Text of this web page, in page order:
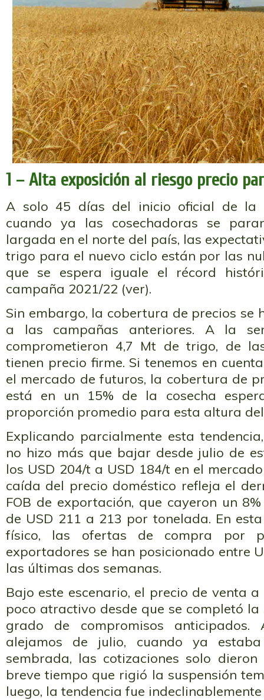
1 – Alta exposición al riesgo precio
A solo 45 días del inicio oficial de la
cuando ya las cosechadoras se
largada en el norte del país, las
trigo para el nuevo ciclo están por las
que se espera iguale el récord
campaña 2021/22 (ver).
Sin embargo, la cobertura de precios se
a las campañas anteriores. A la
comprometieron 4,7 Mt de trigo, de
tienen precio firme. Si tenemos en
el mercado de futuros, la cobertura de
está en un 15% de la cosecha
proporción promedio para esta altura
Explicando parcialmente esta
no hizo más que bajar desde julio de
los USD 204/t a USD 184/t en el
caída del precio doméstico refleja el
FOB de exportación, que cayeron un
de USD 211 a 213 por tonelada. En
físico, las ofertas de compra por
exportadores se han posicionado entre
las últimas dos semanas.
Bajo este escenario, el precio de venta
poco atractivo desde que se completó
grado de compromisos
alejamos de julio, cuando ya
sembrada, las cotizaciones solo
breve tiempo que rigió la suspensión
luego, la tendencia fue